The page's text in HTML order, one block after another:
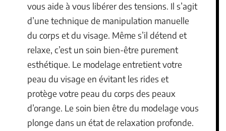
vous aide à vous libérer des tensions. Il s’agit
d’une technique de manipulation manuelle
du corps et du visage. Même s’il détend et
relaxe, c’est un soin bien-être purement
esthétique. Le modelage entretient votre
peau du visage en évitant les rides et
protège votre peau du corps des peaux
d’orange. Le soin bien être du modelage vous
plonge dans un état de relaxation profonde.